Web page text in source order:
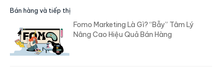
Bán hàng và tiếp thị
Fomo Marketing Là Gì? “Bẫy” Tâm Lý
Nâng Cao Hiệu Quả Bán Hàng